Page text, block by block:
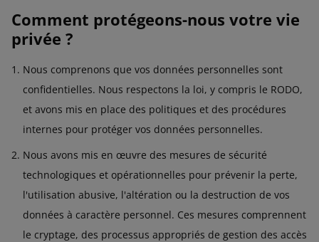
Comment protégeons-nous votre vie
privée ?
Nous comprenons que vos données personnelles sont
confidentielles. Nous respectons la loi, y compris le RODO,
et avons mis en place des politiques et des procédures
internes pour protéger vos données personnelles.
Nous avons mis en œuvre des mesures de sécurité
technologiques et opérationnelles pour prévenir la perte,
l'utilisation abusive, l'altération ou la destruction de vos
données à caractère personnel. Ces mesures comprennent
le cryptage, des processus appropriés de gestion des accès